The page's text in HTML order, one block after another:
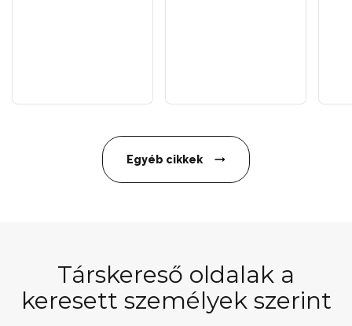
Egyéb cikkek
Társkereső oldalak a
keresett személyek szerint